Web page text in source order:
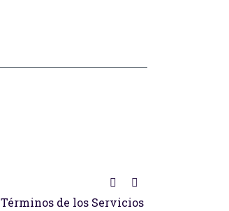
Términos de los Servicios